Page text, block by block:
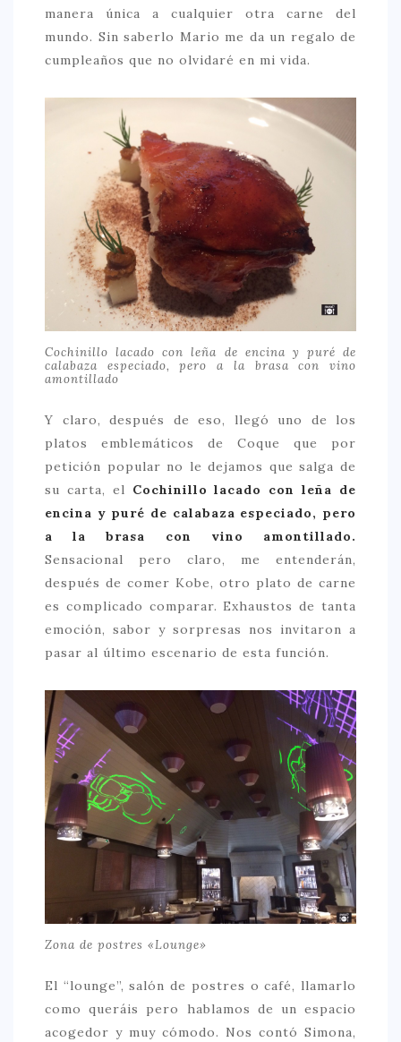
manera única a cualquier otra carne del
mundo. Sin saberlo Mario me da un regalo de
cumpleaños que no olvidaré en mi vida.
Cochinillo lacado con leña de encina y puré de
calabaza especiado, pero a la brasa con vino
amontillado
Y claro, después de eso, llegó uno de los
platos emblemáticos de Coque que por
petición popular no le dejamos que salga de
su carta, el Cochinillo lacado con leña de
encina y puré de calabaza especiado, pero
a la brasa con vino amontillado.
Sensacional pero claro, me entenderán,
después de comer Kobe, otro plato de carne
es complicado comparar. Exhaustos de tanta
emoción, sabor y sorpresas nos invitaron a
pasar al último escenario de esta función.
Zona de postres «Lounge»
El “lounge”, salón de postres o café, llamarlo
como queráis pero hablamos de un espacio
acogedor y muy cómodo. Nos contó Simona,